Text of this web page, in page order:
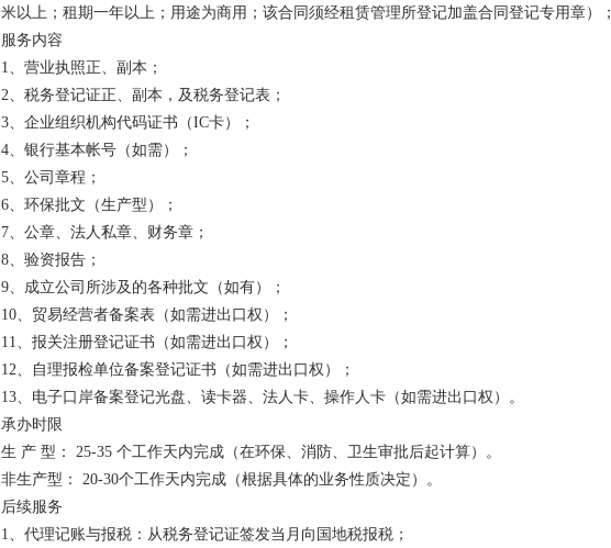
米以上；租期一年以上；用途为商用；该合同须经租赁管理所登记加盖合同登记专用章）；
服务内容
1、营业执照正、副本；
2、税务登记证正、副本，及税务登记表；
3、企业组织机构代码证书（IC卡）；
4、银行基本帐号（如需）；
5、公司章程；
6、环保批文（生产型）；
7、公章、法人私章、财务章；
8、验资报告；
9、成立公司所涉及的各种批文（如有）；
10、贸易经营者备案表（如需进出口权）；
11、报关注册登记证书（如需进出口权）；
12、自理报检单位备案登记证书（如需进出口权）；
13、电子口岸备案登记光盘、读卡器、法人卡、操作人卡（如需进出口权）。
承办时限
生 产 型： 25-35 个工作天内完成（在环保、消防、卫生审批后起计算）。
非生产型： 20-30个工作天内完成（根据具体的业务性质决定）。
后续服务
1、代理记账与报税：从税务登记证签发当月向国地税报税；